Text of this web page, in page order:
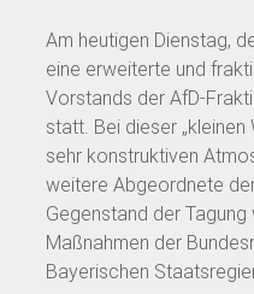
Am heutigen Dienstag,
eine erweiterte und
Vorstands der AfD-
statt. Bei dieser „kleinen
sehr konstruktiven
weitere Abgeordnete
Gegenstand der
Maßnahmen der
Bayerischen